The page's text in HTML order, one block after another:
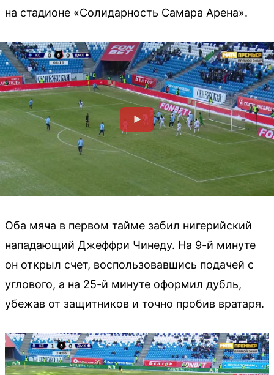
на стадионе «Солидарность Самара Арена».
Оба мяча в первом тайме забил нигерийский
нападающий Джеффри Чинеду. На 9-й минуте
он открыл счет, воспользовавшись подачей с
углового, а на 25-й минуте оформил дубль,
убежав от защитников и точно пробив вратаря.